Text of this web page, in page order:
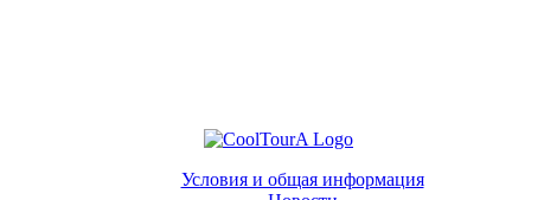
Условия и общая информация